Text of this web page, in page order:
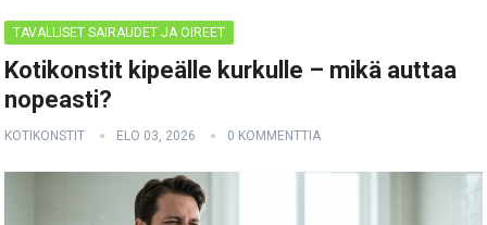
TAVALLISET SAIRAUDET JA OIREET
Kotikonstit kipeälle kurkulle – mikä auttaa
nopeasti?
KOTIKONSTIT ELO 03, 2026 0 KOMMENTTIA